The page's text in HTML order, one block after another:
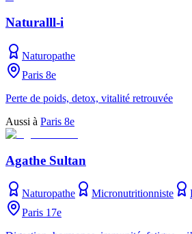
Naturalll-i
Naturopathe
Paris 8e
Perte de poids, detox, vitalité retrouvée
Aussi à Paris 8e
Agathe Sultan
Naturopathe Micronutritionniste
Paris 17e